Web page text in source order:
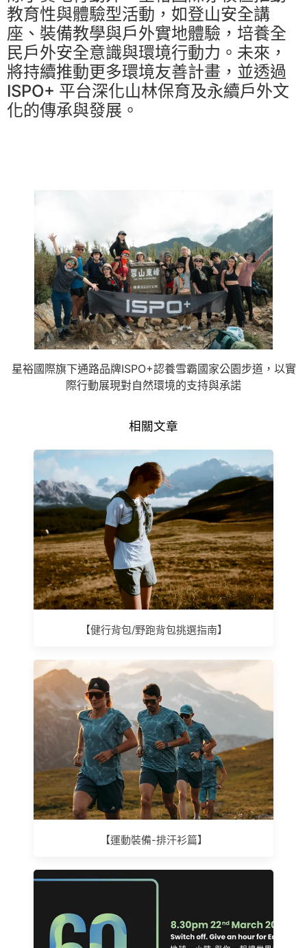
教育性與體驗型活動，如登山安全講
座、裝備教學與戶外實地體驗，培養全
民戶外安全意識與環境行動力。未來，
將持續推動更多環境友善計畫，並透過
ISPO+ 平台深化山林保育及永續戶外文
化的傳承與發展。
星裕國際旗下通路品牌ISPO+認養雪霸國家公園步道，以實
際行動展現對自然環境的支持與承諾
相關文章
【健行背包/野跑背包挑選指南】
【運動裝備-排汗衫篇】